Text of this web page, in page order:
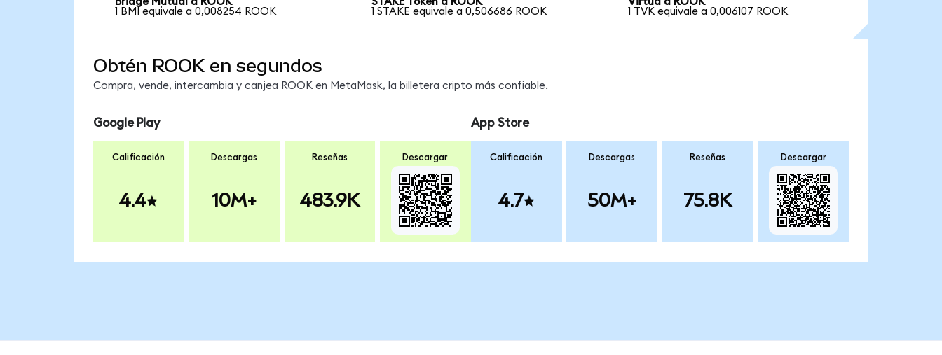
1 BMI equivale a 0,008254 ROOK
1 STAKE equivale a 0,506686 ROOK
1 TVK equivale a 0,006107 ROOK
Obtén ROOK en segundos
Compra, vende, intercambia y canjea ROOK en MetaMask, la billetera cripto más confiable.
Google Play
Calificación
4.4
Descargas
10M+
Reseñas
483.9K
Descargar
App Store
Calificación
4.7
Descargas
50M+
Reseñas
75.8K
Descargar